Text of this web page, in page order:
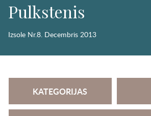
Pulkstenis
Izsole Nr.8. Decembris 2013
KATEGORIJAS